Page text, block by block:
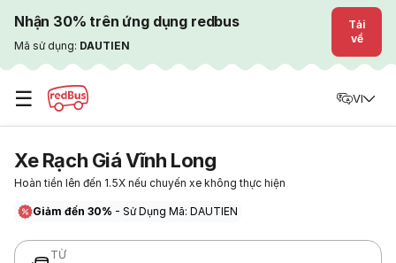
Nhận 30% trên ứng dụng redbus
Mã sử dụng: DAUTIEN
Tải
về
☰ VI
Xe Rạch Giá Vĩnh Long
Hoàn tiền lên đến 1.5X nếu chuyến xe không thực hiện
Giảm đến 30% - Sử Dụng Mã: DAUTIEN
TỪ